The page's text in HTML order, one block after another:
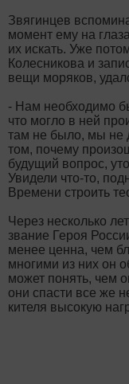
Звягинцев
момент ему на
их искать. Уже
Колесникова и
вещи моряков,
- Нам необходимо
что могло в ней
там не было, мы не
том, почему
будущий вопрос,
Увидели что-то,
Времени строить
Через несколько
звание Героя
менее ценна, чем
многими из них он
может понять, чем
они спасти все же
кителя высокую